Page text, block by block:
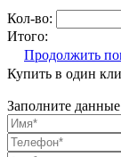
Кол-во:
Итого:
Продолжить
Купить в один
Заполните данные